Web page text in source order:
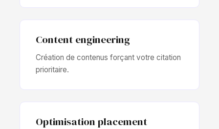
Content engineering
Création de contenus forçant votre citation
prioritaire.
Optimisation placement